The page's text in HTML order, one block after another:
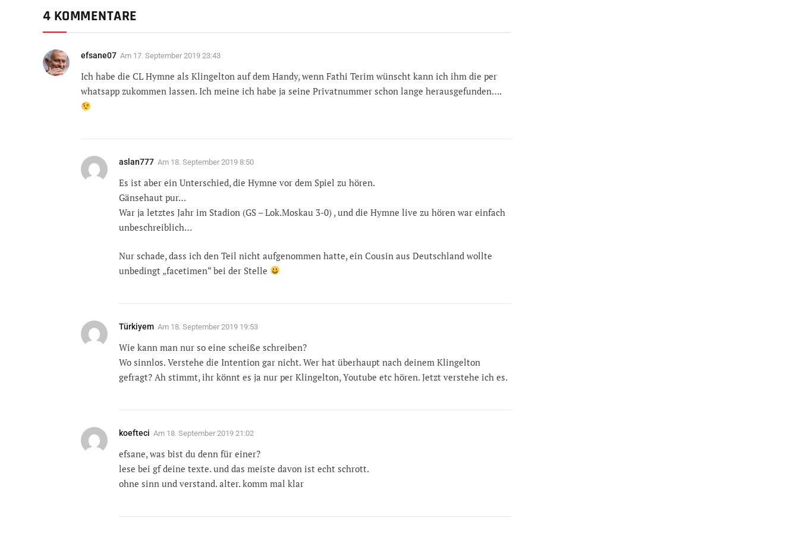
4 KOMMENTARE
efsane07 Am 17. September 2019 23:43
Ich habe die CL Hymne als Klingelton auf dem Handy, wenn Fathi Terim wünscht kann ich ihm die per
whatsapp zukommen lassen. Ich meine ich habe ja seine Privatnummer schon lange herausgefunden….
aslan777 Am 18. September 2019 8:50
Es ist aber ein Unterschied, die Hymne vor dem Spiel zu hören.
Gänsehaut pur…
War ja letztes Jahr im Stadion (GS – Lok.Moskau 3-0) , und die Hymne live zu hören war einfach
unbeschreiblich…
Nur schade, dass ich den Teil nicht aufgenommen hatte, ein Cousin aus Deutschland wollte
unbedingt „facetimen“ bei der Stelle
Türkiyem Am 18. September 2019 19:53
Wie kann man nur so eine scheiße schreiben?
Wo sinnlos. Verstehe die Intention gar nicht. Wer hat überhaupt nach deinem Klingelton
gefragt? Ah stimmt, ihr könnt es ja nur per Klingelton, Youtube etc hören. Jetzt verstehe ich es.
koefteci Am 18. September 2019 21:02
efsane, was bist du denn für einer?
lese bei gf deine texte. und das meiste davon ist echt schrott.
ohne sinn und verstand. alter. komm mal klar